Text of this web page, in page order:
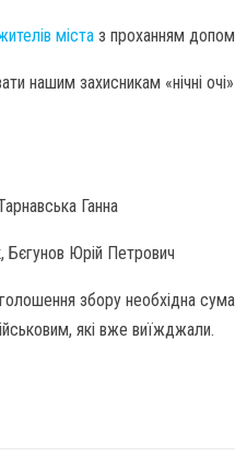
міста з проханням
нашим захисникам «нічні
Ганна
Юрій Петрович
збору необхідна
які вже виїжджали.